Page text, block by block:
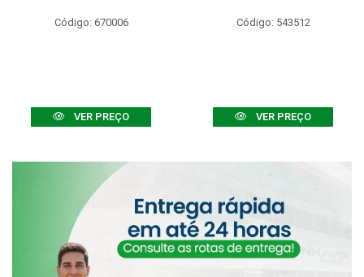
Código: 670006
VER PREÇO
Código: 543512
VER PREÇO